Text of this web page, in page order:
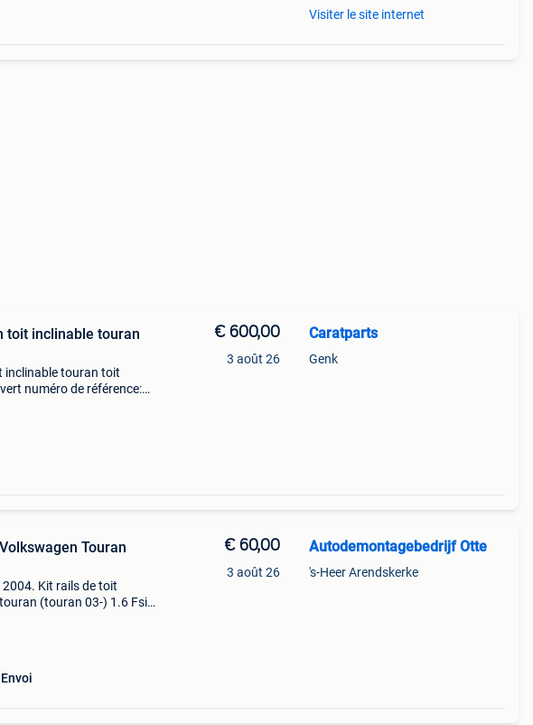
Visiter le site internet
toit inclinable touran
touran toit
numéro de référence:
€ 600,00
3 août 26
Caratparts
Genk
Touran
Kit rails de toit
(touran 03-) 1.6 Fsi
€ 60,00
3 août 26
Autodemontagebedrijf Otte
's-Heer Arendskerke